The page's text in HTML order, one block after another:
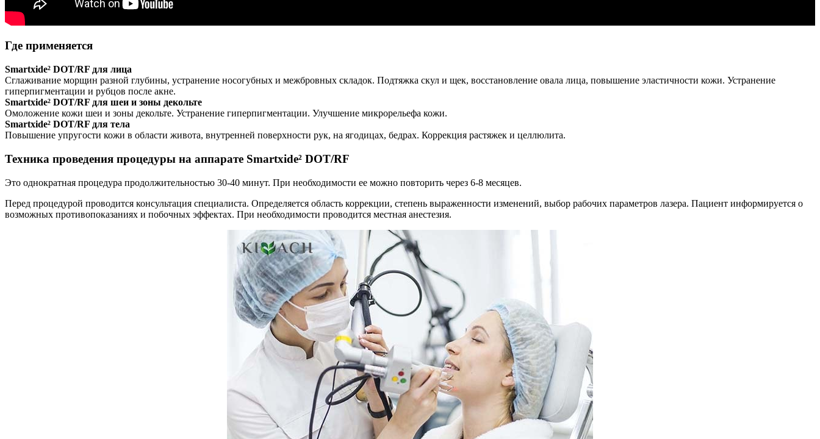
Где применяется
Smartxide² DOT/RF для лица
Сглаживание морщин разной глубины, устранение носогубных и межбровных складок. Подтяжка скул и щек, восстановление овала лица, повышение эластичности кожи. Устранение
гиперпигментации и рубцов после акне.
Smartxide² DOT/RF для шеи и зоны декольте
Омоложение кожи шеи и зоны декольте. Устранение гиперпигментации. Улучшение микрорельефа кожи.
Smartxide² DOT/RF для тела
Повышение упругости кожи в области живота, внутренней поверхности рук, на ягодицах, бедрах. Коррекция растяжек и целлюлита.
Техника проведения процедуры на аппарате Smartxide² DOT/RF
Это однократная процедура продолжительностью 30-40 минут. При необходимости ее можно повторить через 6-8 месяцев.
Перед процедурой проводится консультация специалиста. Определяется область коррекции, степень выраженности изменений, выбор рабочих параметров лазера. Пациент информируется о
возможных противопоказаниях и побочных эффектах. При необходимости проводится местная анестезия.